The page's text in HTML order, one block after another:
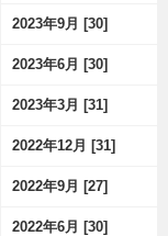
2023年9月 [30]
2023年6月 [30]
2023年3月 [31]
2022年12月 [31]
2022年9月 [27]
2022年6月 [30]